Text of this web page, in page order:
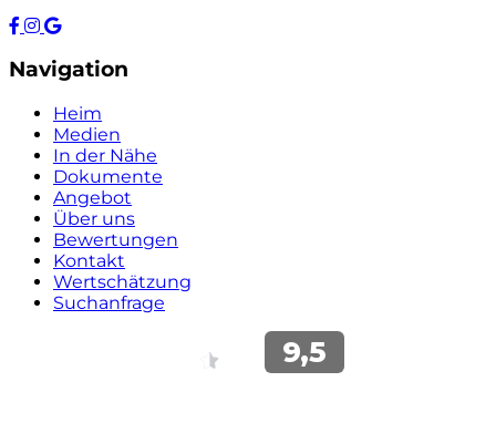
Navigation
Heim
Medien
In der Nähe
Dokumente
Angebot
Über uns
Bewertungen
Kontakt
Wertschätzung
Suchanfrage